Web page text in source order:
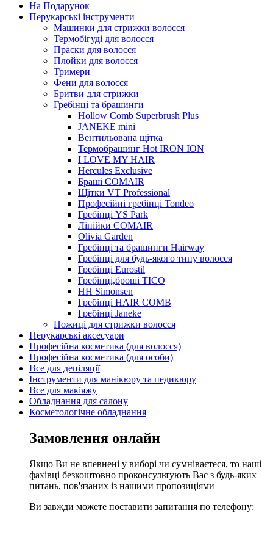
На Подарунок
Перукарські інструменти
Машинки для стрижки волосся
Термобігуді для волосся
Праски для волосся
Плойки для волосся
Тримери
Фени для волосся
Бритви для стрижки
Гребінці та брашинги
Hollow Comb Superbrush Plus
JANEKE mini
Вентильована щітка
Термобрашинг Hot IRON ION
I LOVE MY HAIR
Hercules Exclusive
Браші COMAIR
Щітки VT Professional
Професійні гребінці Tondeo
Гребінці YS Park
Лінійки COMAIR
Olivia Garden
Гребінці та брашинги Hairway
Гребінці для будь-якого типу волосся
Гребінці Eurostil
Гребінці,броші TICO
HH Simonsen
Гребінці HAIR COMB
Гребінці Janeke
Ножиці для стрижки волосся
Перукарські аксесуари
Професійна косметика (для волосся)
Професійна косметика (для особи)
Все для депіляції
Інструменти для манікюру та педикюру
Все для макіяжу
Обладнання для салону
Косметологічне обладнання
Замовлення онлайн
Якщо Ви не впевнені у виборі чи сумніваєтеся, то наші
фахівці безкоштовно проконсультують Вас з будь-яких
питань, пов'язаних із нашими пропозиціями
Ви завжди можете поставити запитання по телефону: